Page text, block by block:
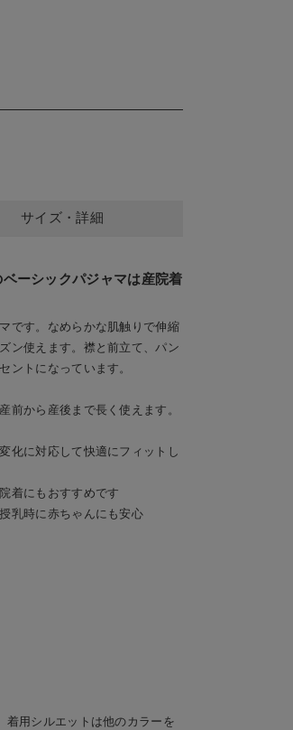
サイズ・詳細
ーシックパジャマは産院着
です。なめらかな肌触りで伸縮
ン使えます。襟と前立て、パン
ントになっています。
前から産後まで長く使えます。
化に対応して快適にフィットし
着にもおすすめです
乳時に赤ちゃんにも安心
着用シルエットは他のカラーを